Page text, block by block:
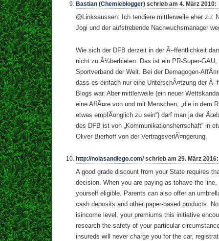
Bastian (Chemieblogger) schrieb am 4. März 2010:
@Linksaussen: Ich tendiere mittlerweile eher zu:
Jogi und der aufstrebende Nachwuchsmanager
Wie sich der DFB derzeit in der Ã–ffentlichkeit
nicht zu Ã¼berbieten. Das ist ein PR-Super-
Sportverband der Welt. Bei der Demagogen-
dass es einfach nur eine UnterschÃ¤tzung der
Blogs war. Aber mittlerweile (ein neuer
eine AffÃ¤re von und mit Menschen, „die in dem
etwas empfÃ¤nglich zu sein“) darf man ja der
des DFB ist von „Kommunikationsherrschaft“ in
Oliver Bierhoff von der VertragsverlÃ¤ngerung.
http://nolasandiego.com/schrieb am 29. März 2016:
A good grade discount from your State requires
decision. When you are paying as tohave the
yourself eligible. Parents can also offer an
cash deposits and other paper-based products.
isincome level, your premiums this initiative
research the safety of your particular
insureds will never charge you for the car,